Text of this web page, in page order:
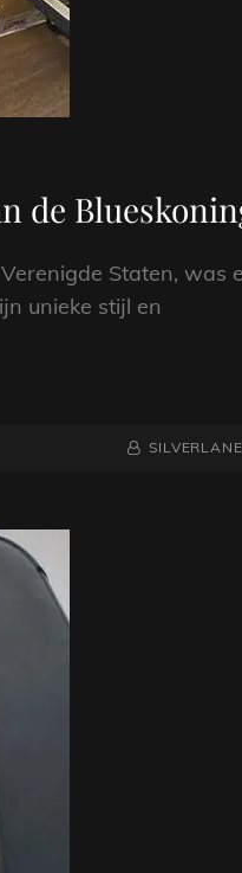
de
Staten, was
unieke stijl en
NAAMREGEL
BYLINE